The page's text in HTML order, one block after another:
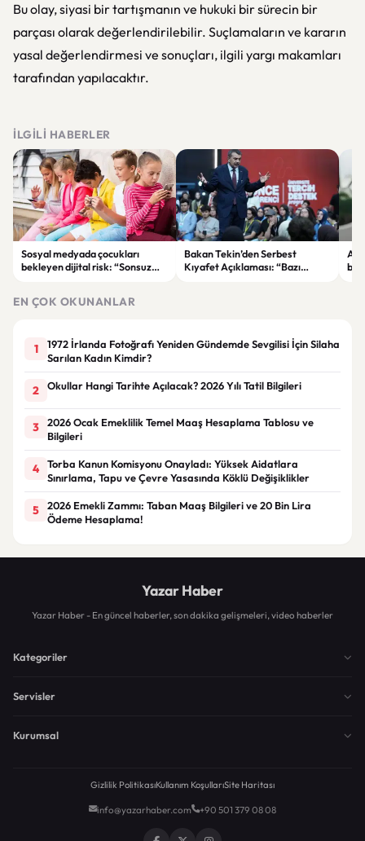
Bu olay, siyasi bir tartışmanın ve hukuki bir sürecin bir
parçası olarak değerlendirilebilir. Suçlamaların ve kararın
yasal değerlendirmesi ve sonuçları, ilgili yargı makamları
tarafından yapılacaktır.
İLGILI HABERLER
Sosyal medyada çocukları
bekleyen dijital risk: “Sonsuz
Bakan Tekin’den Serbest
Kıyafet Açıklaması: “Bazı
EN ÇOK OKUNANLAR
1
1972 İrlanda Fotoğrafı Yeniden Gündemde Sevgilisi İçin Silaha
Sarılan Kadın Kimdir?
2 Okullar Hangi Tarihte Açılacak? 2026 Yılı Tatil Bilgileri
3
2026 Ocak Emeklilik Temel Maaş Hesaplama Tablosu ve
Bilgileri
4
Torba Kanun Komisyonu Onayladı: Yüksek Aidatlara
Sınırlama, Tapu ve Çevre Yasasında Köklü Değişiklikler
5
2026 Emekli Zammı: Taban Maaş Bilgileri ve 20 Bin Lira
Ödeme Hesaplama!
Yazar Haber
Yazar Haber - En güncel haberler, son dakika gelişmeleri, video haberler
Kategoriler
Servisler
Kurumsal
Gizlilik PolitikasıKullanım KoşullarıSite Haritası
info@yazarhaber.com +90 501 379 08 08